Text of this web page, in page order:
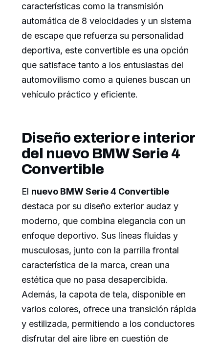
características como la transmisión
automática de 8 velocidades y un sistema
de escape que refuerza su personalidad
deportiva, este convertible es una opción
que satisface tanto a los entusiastas del
automovilismo como a quienes buscan un
vehículo práctico y eficiente.
Diseño exterior e interior
del nuevo BMW Serie 4
Convertible
El nuevo BMW Serie 4 Convertible
destaca por su diseño exterior audaz y
moderno, que combina elegancia con un
enfoque deportivo. Sus líneas fluidas y
musculosas, junto con la parrilla frontal
característica de la marca, crean una
estética que no pasa desapercibida.
Además, la capota de tela, disponible en
varios colores, ofrece una transición rápida
y estilizada, permitiendo a los conductores
disfrutar del aire libre en cuestión de